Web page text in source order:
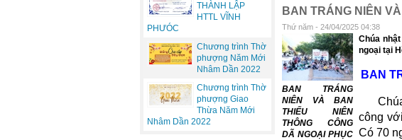
THÀNH LẬP
HTTL VĨNH
PHƯÓC
Chương trình Thờ
phượng Năm Mới
Nhâm Dần 2022
Chương trình Thờ
phượng Giao
Thừa Năm Mới
Nhâm Dần 2022
BAN TRÁNG NIÊN
Thứ năm - 24/04/2025 04:38
BAN TRÁNG
NIÊN VÀ BAN
THIẾU NIÊN
THÔNG CÔNG
DÃ NGOẠI PHỤC
Chúa
ngoại tại
BAN
Chúa
công
Có 70